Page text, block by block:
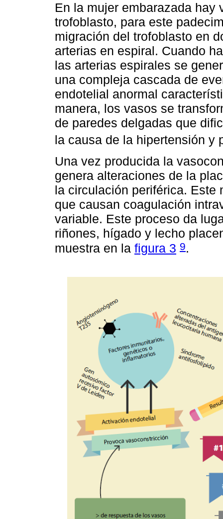
En la mujer embarazada hay
trofoblasto, para este
migración del trofoblasto en
arterias en espiral. Cuando
las arterias espirales se
una compleja cascada de
endotelial anormal
manera, los vasos se
de paredes delgadas que
la causa de la hipertensión y
Una vez producida la
genera alteraciones de la
la circulación periférica. Este
que causan coagulación
variable. Este proceso da
riñones, hígado y lecho
muestra en la figura 3 9.